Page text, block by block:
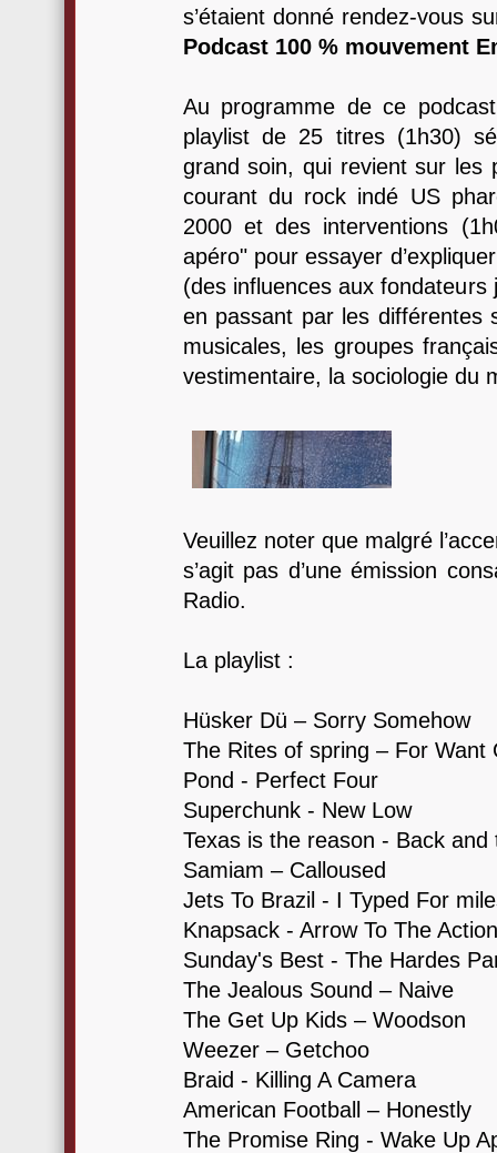
s’étaient donné rendez-vous
Podcast 100 % mouvement
Au programme de ce
playlist de 25 titres (1h30)
grand soin, qui revient sur les
courant du rock indé US
2000 et des interventions
apéro" pour essayer
(des influences aux fondateurs
en passant par les différentes
musicales, les groupes
vestimentaire, la sociologie du
Veuillez noter que malgré
s’agit pas d’une émission
Radio.
La playlist :
Hüsker Dü – Sorry Somehow
The Rites of spring – For Want
Pond - Perfect Four
Superchunk - New Low
Texas is the reason - Back and
Samiam – Calloused
Jets To Brazil - I Typed For
Knapsack - Arrow To The Action
Sunday's Best - The Hardes
The Jealous Sound – Naive
The Get Up Kids – Woodson
Weezer – Getchoo
Braid - Killing A Camera
American Football – Honestly
The Promise Ring - Wake Up